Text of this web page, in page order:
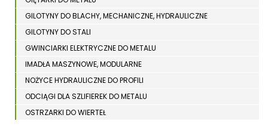
GILOTYNY DO BLACHY, MECHANICZNE, HYDRAULICZNE
GILOTYNY DO STALI
GWINCIARKI ELEKTRYCZNE DO METALU
IMADŁA MASZYNOWE, MODULARNE
NOŻYCE HYDRAULICZNE DO PROFILI
ODCIĄGI DLA SZLIFIEREK DO METALU
OSTRZARKI DO WIERTEŁ